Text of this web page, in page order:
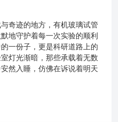
迹的地方，有机玻璃试管
地守护着每一次实验的顺利
一份子，更是科研道路上的
灯光渐暗，那些承载着无数
然入睡，仿佛在诉说着明天